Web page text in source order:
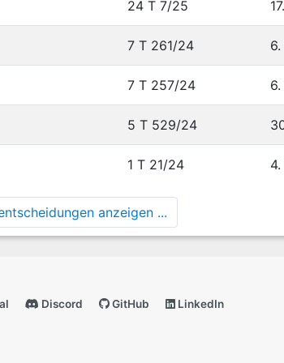
24 T 7/25
7 T 261/24
7 T 257/24
5 T 529/24
1 T 21/24
anzeigen ...
Discord GitHub LinkedIn